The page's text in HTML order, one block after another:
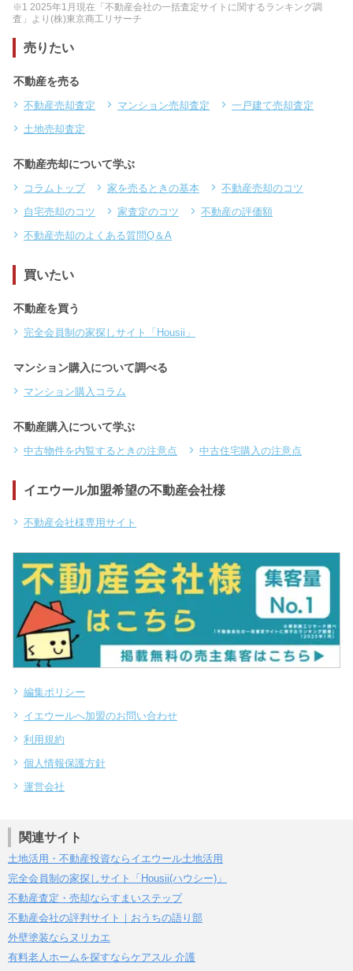
※1 2025年1月現在「不動産会社の一括査定サイトに関するランキング調
査」より(株)東京商工リサーチ
売りたい
不動産を売る
不動産売却査定 マンション売却査定
一戸建て売却査定
土地売却査定
不動産売却について学ぶ
コラムトップ 家を売るときの基本
不動産売却のコツ
自宅売却のコツ
家査定のコツ
不動産の評価額
不動産売却のよくある質問Q＆A
買いたい
不動産を買う
完全会員制の家探しサイト「Housii」
マンション購入について調べる
マンション購入コラム
不動産購入について学ぶ
中古物件を内覧するときの注意点 中古住宅購入の注意点
イエウール加盟希望の不動産会社様
不動産会社様専用サイト
編集ポリシー
イエウールへ加盟のお問い合わせ
利用規約
個人情報保護方針
運営会社
関連サイト
土地活用・不動産投資ならイエウール土地活用
完全会員制の家探しサイト「Housii(ハウシー)」
不動産査定・売却ならすまいステップ
不動産会社の評判サイト｜おうちの語り部
外壁塗装ならヌリカエ
有料老人ホームを探すならケアスル 介護